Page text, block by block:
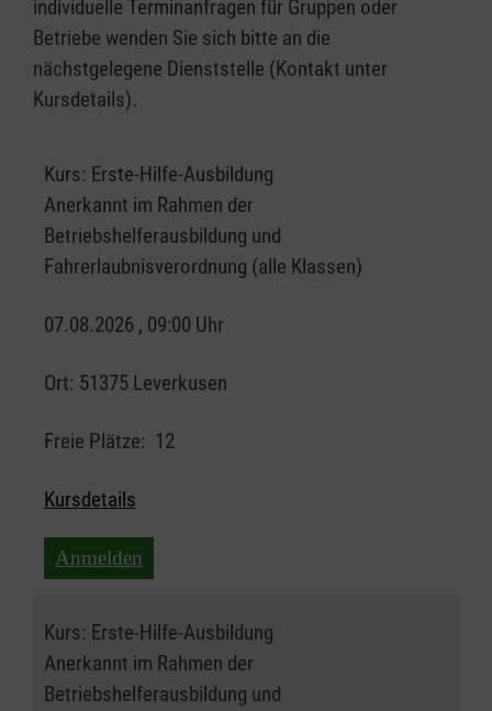
individuelle Terminanfragen für Gruppen oder
Betriebe wenden Sie sich bitte an die
nächstgelegene Dienststelle (Kontakt unter
Kursdetails).
Kurs: Erste-Hilfe-Ausbildung
Anerkannt im Rahmen der
Betriebshelferausbildung und
Fahrerlaubnisverordnung (alle Klassen)
07.08.2026 , 09:00 Uhr
Ort: 51375 Leverkusen
Freie Plätze: 12
Kursdetails
Anmelden
Kurs: Erste-Hilfe-Ausbildung
Anerkannt im Rahmen der
Betriebshelferausbildung und